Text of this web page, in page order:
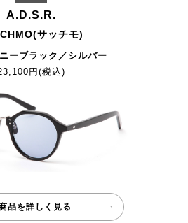
A.D.S.R.
サッチモ)
ーブラック／シルバー
円(税込)
品を詳しく見る